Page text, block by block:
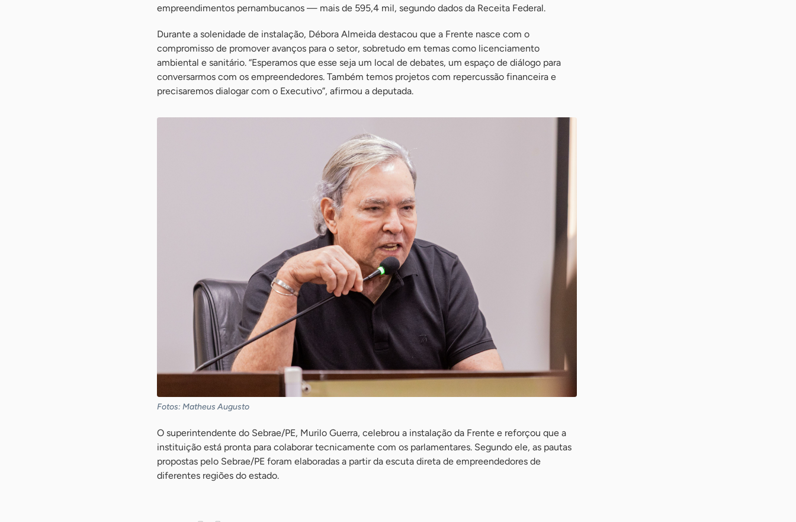
empreendimentos pernambucanos — mais de 595,4 mil, segundo dados da Receita Federal.
Durante a solenidade de instalação, Débora Almeida destacou que a Frente nasce com o
compromisso de promover avanços para o setor, sobretudo em temas como licenciamento
ambiental e sanitário. “Esperamos que esse seja um local de debates, um espaço de diálogo para
conversarmos com os empreendedores. Também temos projetos com repercussão financeira e
precisaremos dialogar com o Executivo”, afirmou a deputada.
Fotos: Matheus Augusto
O superintendente do Sebrae/PE, Murilo Guerra, celebrou a instalação da Frente e reforçou que a
instituição está pronta para colaborar tecnicamente com os parlamentares. Segundo ele, as pautas
propostas pelo Sebrae/PE foram elaboradas a partir da escuta direta de empreendedores de
diferentes regiões do estado.